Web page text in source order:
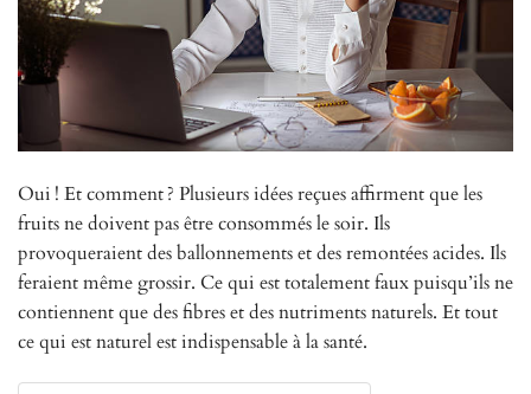
Oui ! Et comment ? Plusieurs idées reçues affirment que les
fruits ne doivent pas être consommés le soir. Ils
provoqueraient des ballonnements et des remontées acides. Ils
feraient même grossir. Ce qui est totalement faux puisqu’ils ne
contiennent que des fibres et des nutriments naturels. Et tout
ce qui est naturel est indispensable à la santé.